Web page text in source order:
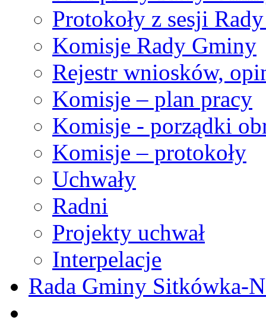
Protokoły z sesji
Komisje Rady Gminy
Rejestr wniosków,
Komisje – plan pracy
Komisje - porządki
Komisje – protokoły
Uchwały
Radni
Projekty uchwał
Interpelacje
Rada Gminy Sitkówka-